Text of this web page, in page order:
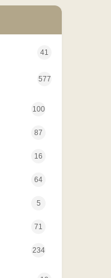
41
577
100
87
16
64
5
71
234